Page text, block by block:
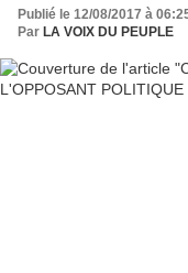
Publié le 12/08/2017 à
Par LA VOIX DU PEUPLE